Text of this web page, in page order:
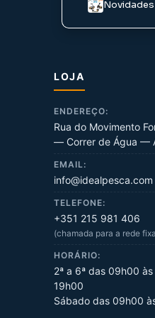
LOJA
ENDEREÇO:
Rua do Movimento
— Correr de Água —
EMAIL:
info@idealpesca.com
TELEFONE:
+351 215 981 406
(chamada para a rede
HORÁRIO:
2ª a 6ª das 09h00
19h00
Sábado das 09h00